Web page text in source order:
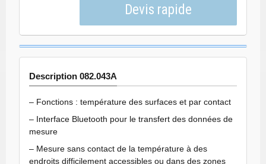
Description 082.043A
– Fonctions : température des surfaces et par contact
– Interface Bluetooth pour le transfert des données de
mesure
– Mesure sans contact de la température à des
endroits difficilement accessibles ou dans des zones